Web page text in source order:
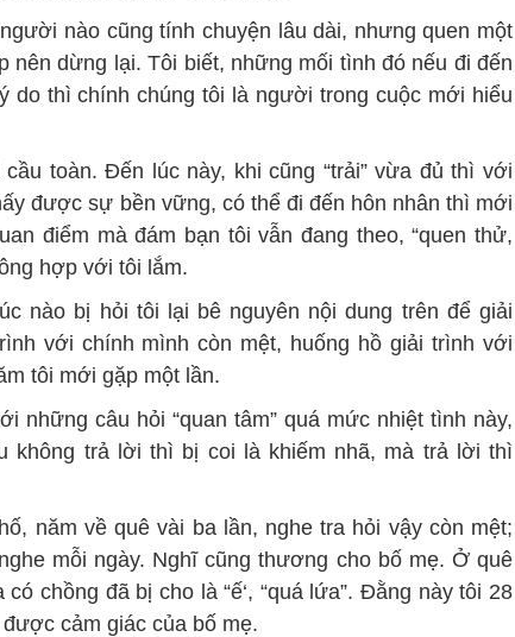
nào cũng tính chuyện lâu dài, nhưng quen một
nên dừng lại. Tôi biết, những mối tình đó nếu đi đến
do thì chính chúng tôi là người trong cuộc mới hiểu
toàn. Đến lúc này, khi cũng “trải” vừa đủ thì với
được sự bền vững, có thể đi đến hôn nhân thì mới
điểm mà đám bạn tôi vẫn đang theo, “quen thử,
hợp với tôi lắm.
nào bị hỏi tôi lại bê nguyên nội dung trên để giải
với chính mình còn mệt, huống hồ giải trình với
tôi mới gặp một lần.
những câu hỏi “quan tâm” quá mức nhiệt tình này,
không trả lời thì bị coi là khiếm nhã, mà trả lời thì
năm về quê vài ba lần, nghe tra hỏi vậy còn mệt;
mỗi ngày. Nghĩ cũng thương cho bố mẹ. Ở quê
chồng đã bị cho là “ế‘, “quá lứa”. Đằng này tôi 28
cảm giác của bố mẹ.